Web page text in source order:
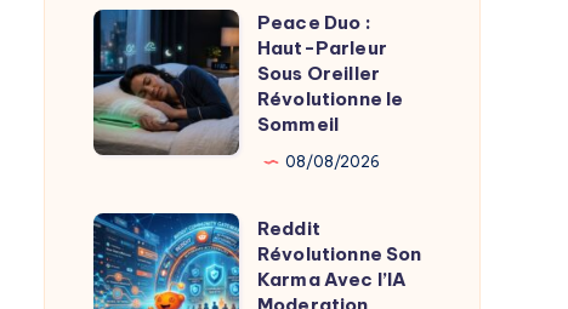
Psylo
et
Startups
Privacy
Innovent
Peace
Duo
:
Haut-
Parleur
Oreiller
Révolutionne
le
Peace Duo :
Haut-Parleur
Sous Oreiller
Révolutionne le
Sommeil
08/08/2026
Reddit
Révolutionne
Son
Reddit
Révolutionne Son
Karma Avec l’IA